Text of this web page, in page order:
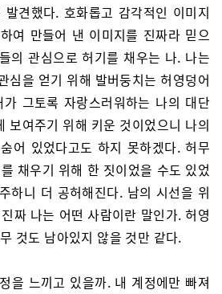
견했다. 호화롭고 감각적인 이미지
여 만들어 낸 이미지를 진짜라 믿으
의 관심으로 허기를 채우는 나. 나는
심을 얻기 위해 발버둥치는 허영덩어
그토록 자랑스러워하는 나의 대단
보여주기 위해 키운 것이었으니 나의
어 있었다고도 하지 못하겠다. 허무
채우기 위해 한 짓이었을 수도 있었
하니 더 공허해진다. 남의 시선을 위
짜 나는 어떤 사람이란 말인가. 허영
것도 남아있지 않을 것만 같다.
을 느끼고 있을까. 내 계정에만 빠져